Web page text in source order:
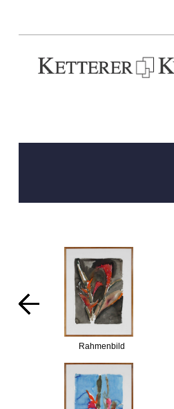
Rahmenbild